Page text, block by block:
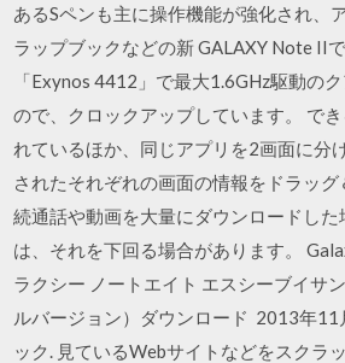
あるSペンも主に操作機能が強化され、
ラップブックなどの新 GALAXY Note II
「Exynos 4412」で最大1.6GHz駆動の
ので、クロックアップしています。 で
れているほか、同じアプリを2画面に分
されたそれぞれの画面の情報をドラッ
続通話や動画を大量にダウンロードした
は、それを下回る場合があります。
ラクシー ノートエイト エスシーブイサ
ルバージョン）ダウンロード 2013年11
ック. 見ているWebサイトなどをスクラ